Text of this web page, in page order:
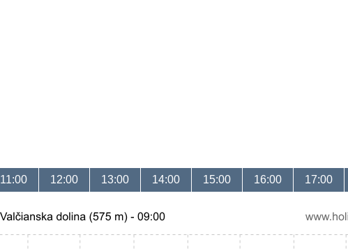
11:00 12:00 13:00 14:00 15:00 16:00 17:00